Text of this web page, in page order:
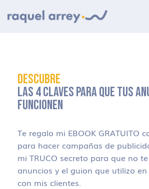
DESCUBRE
LAS 4 CLAVES PARA QUE TUS
FUNCIONEN
Te regalo mi EBOOK GRATUITO
para hacer campañas de
mi TRUCO secreto para que no
anuncios y el guion que utilizo
con mis clientes.